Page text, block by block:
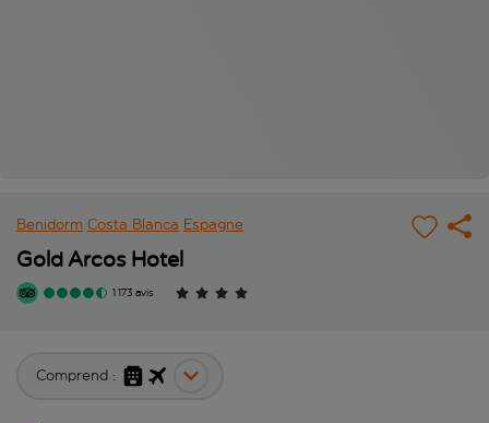
Benidorm Costa Blanca Espagne
Gold Arcos Hotel
1 173 avis
Comprend :